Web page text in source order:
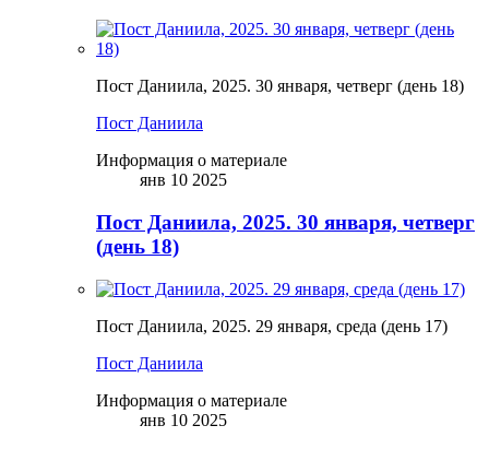
Пост Даниила, 2025. 30 января, четверг (день 18)
Пост Даниила
Информация о материале
янв 10 2025
Пост Даниила, 2025. 30 января, четверг
(день 18)
Пост Даниила, 2025. 29 января, среда (день 17)
Пост Даниила
Информация о материале
янв 10 2025